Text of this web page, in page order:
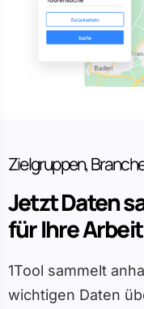
Zielgruppen,
Jetzt Daten
für Ihre
1Tool sammelt
wichtigen Daten